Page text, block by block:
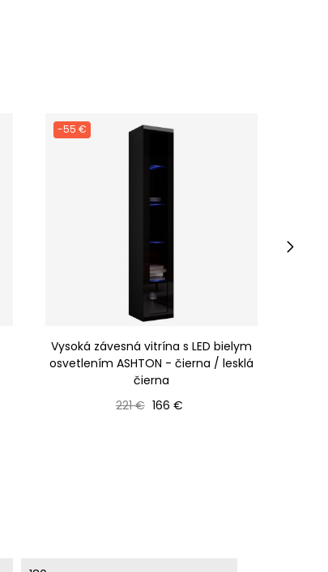
-55 €
Vysoká závesná vitrína s LED bielym
osvetlením ASHTON - čierna / lesklá
čierna
Bežná cena
221 € Cena
166 €